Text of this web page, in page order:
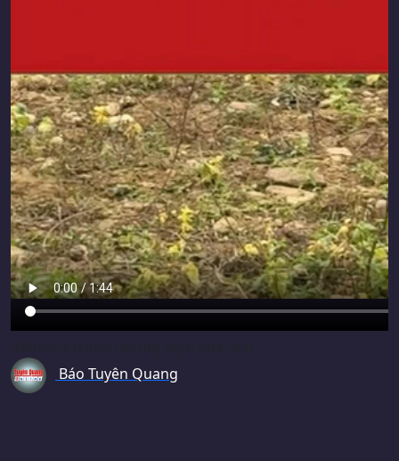
Báo Tuyên Quang